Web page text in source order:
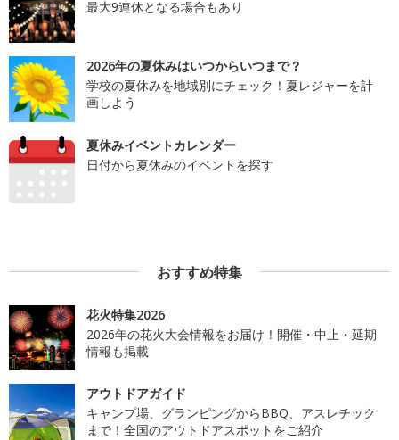
最大9連休となる場合もあり
2026年の夏休みはいつからいつまで？
学校の夏休みを地域別にチェック！夏レジャーを計
画しよう
夏休みイベントカレンダー
日付から夏休みのイベントを探す
おすすめ特集
花火特集2026
2026年の花火大会情報をお届け！開催・中止・延期
情報も掲載
アウトドアガイド
キャンプ場、グランピングからBBQ、アスレチック
まで！全国のアウトドアスポットをご紹介